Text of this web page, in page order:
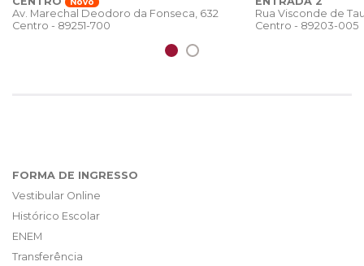
Av. Marechal Deodoro da Fonseca, 632
Centro - 89251-700
Rua Visconde de
Centro - 89203-005
FORMA DE INGRESSO
Vestibular Online
Histórico Escolar
ENEM
Transferência